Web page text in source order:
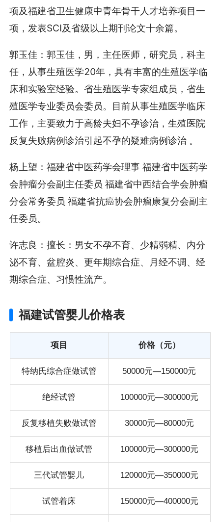
项及福建省卫生健康中青年骨干人才培养项目一
项，发表SCI及省级以上期刊论文十余篇。
郭玉佳：郭玉佳，男，主任医师，研究员，科主
任，从事生殖医学20年，具有丰富的生殖医学临
床和实验室经验。省生殖医学专家组成员，省生
殖医学专业委员会委员。目前从事生殖医学临床
工作，主要致力于高龄夫妇不孕诊治，生殖医院
反复失败病例诊治引起不孕的疑难病例诊治 。
杨上望：福建省中医药学会理事 福建省中医药学
会肿瘤分会副主任委员 福建省中西结合学会肿瘤
分会常务委员 福建省抗癌协会肿瘤康复分会副主
任委员。
许志良：擅长：男女不孕不育、少精弱精、内分
泌不育、盆腔炎、更年期综合症、月经不调、经
期综合症、习惯性流产。
福建试管婴儿价格表
项目 价格（元）
特纳氏综合症做试管 50000元—150000元
绝经试管 100000元—300000元
反复移植失败做试管 30000元—80000元
移植后出血做试管 100000元—300000元
三代试管婴儿 120000元—350000元
试管着床 150000元—400000元